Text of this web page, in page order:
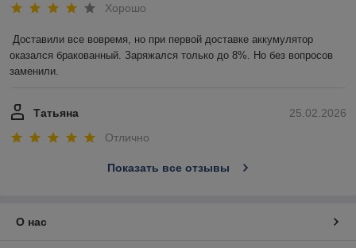
Хорошо
Доставили все вовремя, но при первой доставке аккумулятор
оказался бракованный. Заряжался только до 8%. Но без вопросов
заменили.
25.02.2026
Татьяна
Отлично
Показать все отзывы
О нас